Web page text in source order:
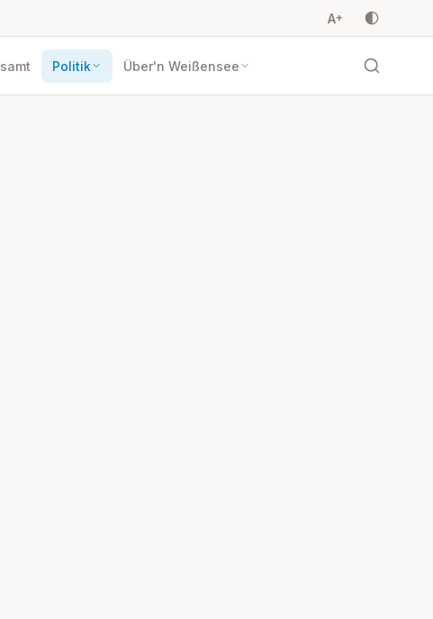
A+
Politik Über'n Weißensee